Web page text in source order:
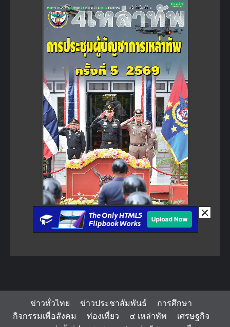
ข่าวทั่วไทย ข่าวประชาสัมพันธ์
การศึกษา
กิจกรรมเพื่อสังคม
ท่องเที่ยว ๔ เหล่าทัพ
เศรษฐกิจ